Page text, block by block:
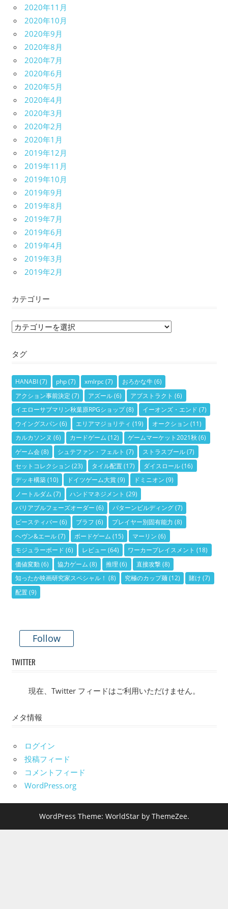
2020年11月
2020年10月
2020年9月
2020年8月
2020年7月
2020年6月
2020年5月
2020年4月
2020年3月
2020年2月
2020年1月
2019年12月
2019年11月
2019年10月
2019年9月
2019年8月
2019年7月
2019年6月
2019年4月
2019年3月
2019年2月
カテゴリー
カ
ゴ
ー
タグ
HANABI(7) php(7) xmlrpc(7) おろかな牛(6)
アクション事前決定 (7) アズール(6) アブストラクト (6)
イエローサブマリン秋葉原RPGショップ(8) イーオンズ・エンド (7)
ウイングスパン (6) エリアマジョリティ (19) オークション (11)
カルカソンヌ (6) カードゲーム (12) ゲームマーケット2021秋 (6)
ゲーム会(8) シュテファン・フェルト (7) ストラスブール(7)
セットコレクション (23) タイル配置(17) ダイスロール(16)
デッキ構築(10) ドイツゲーム大賞(9) ドミニオン (9)
ノートルダム (7) ハンドマネジメント (29)
バリアブルフェーズオーダー (6) パターンビルディング(7)
ビースティバー (6) ブラフ (6) プレイヤー別固有能力 (8)
ヘヴン&エール(7) ボードゲーム (15) マーリン (6)
モジュラーボード (6) レビュー (64) ワーカープレイスメント (18)
価値変動(6) 協力ゲーム (8) 推理 (6) 直接攻撃(8)
知ったか映画研究家スペシャル！ (8) 究極のカップ麺(12) 賭け (7)
配置(9)
Follow
TWITTER
現在、Twitter フィードはご利用いただけません。
メタ情報
ログイン
投稿フィード
コメントフィード
WordPress.org
WordPress Theme: WorldStar by ThemeZee.